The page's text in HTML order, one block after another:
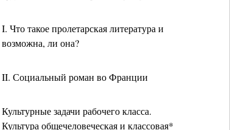
I. Что такое пролетарская литература и
возможна, ли она?
II. Социальный роман во Франции
Культурные задачи рабочего класса.
Культура общечеловеческая и классовая*